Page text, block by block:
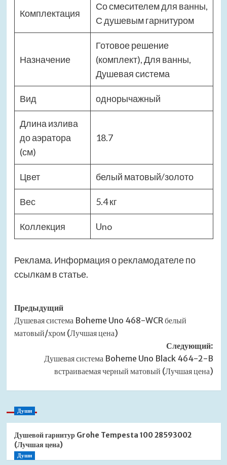
Комплектация
Со смесителем для ванны,
С душевым гарнитуром
Назначение
Готовое решение
(комплект), Для ванны,
Душевая система
Вид однорычажный
Длина излива
до аэратора
(см)
18.7
Цвет белый матовый/золото
Вес 5.4 кг
Коллекция Uno
Реклама. Информация о рекламодателе по
ссылкам в статье.
Навигация
записи
Предыдущий
Душевая система Boheme Uno 468-WCR белый
матовый/хром (Лучшая цена)
Следующий:
Душевая система Boheme Uno Black 464-2-B
встраиваемая черный матовый (Лучшая цена)
Души
Душевой гарнитур Grohe Tempesta 100 28593002
(Лучшая цена)
Души